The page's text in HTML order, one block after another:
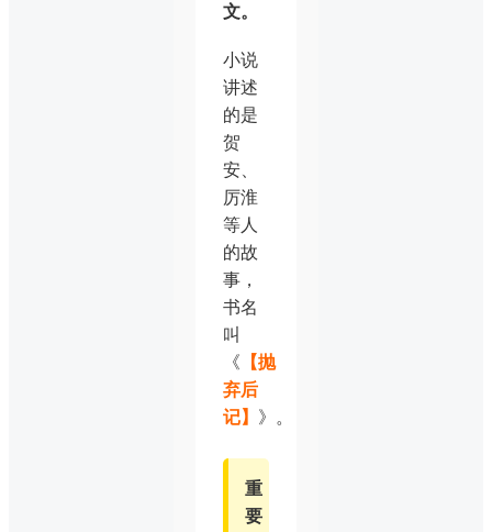
文。
小说
讲述
的是
贺
安、
厉淮
等人
的故
事，
书名
叫
《 【抛
弃后
记】 》。
重
要